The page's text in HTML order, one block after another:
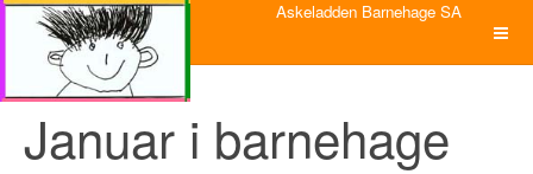
Askeladden Barnehage SA
Januar i barnehage